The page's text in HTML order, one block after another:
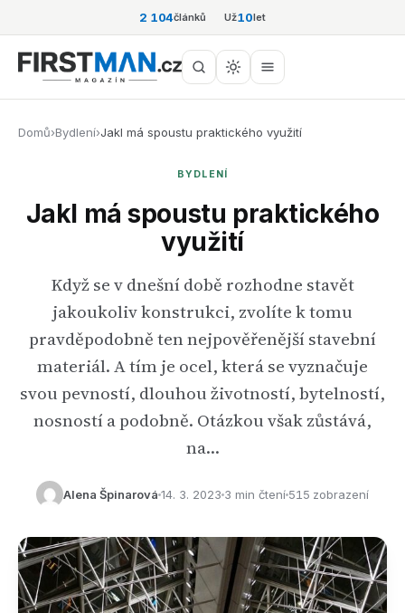
2 104článků Už10let
Domů›Bydlení›Jakl má spoustu praktického využití
BYDLENÍ
Jakl má spoustu praktického
využití
Když se v dnešní době rozhodne stavět
jakoukoliv konstrukci, zvolíte k tomu
pravděpodobně ten nejpověřenější stavební
materiál. A tím je ocel, která se vyznačuje
svou pevností, dlouhou životností, bytelností,
nosností a podobně. Otázkou však zůstává,
na…
Alena Špinarová 14. 3. 2023 3 min čtení 515 zobrazení